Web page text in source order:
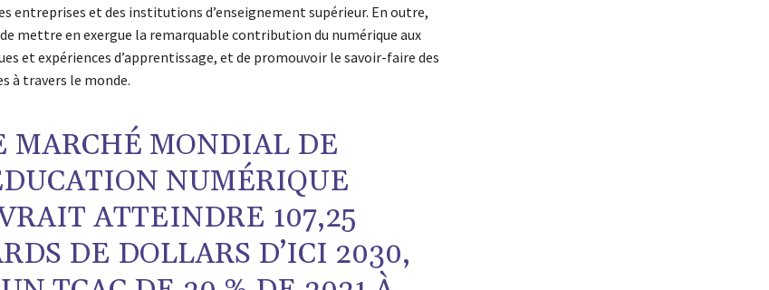
entreprises et des institutions d’enseignement supérieur. En outre,
mettre en exergue la remarquable contribution du numérique aux
et expériences d’apprentissage, et de promouvoir le savoir-faire des
à travers le monde.
MARCHÉ MONDIAL DE
NUMÉRIQUE
ATTEINDRE 107,25
DE DOLLARS D’ICI 2030,